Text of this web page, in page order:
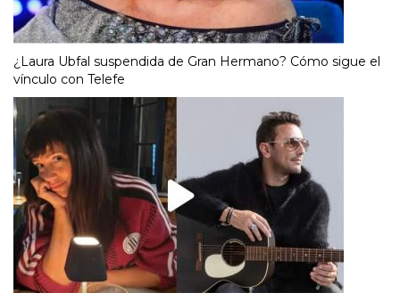
¿Laura Ubfal suspendida de Gran Hermano? Cómo sigue el
vínculo con Telefe